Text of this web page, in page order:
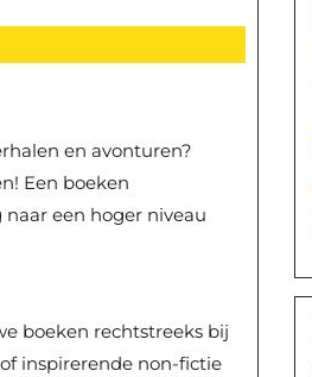
en avonturen?
Een boeken
een hoger niveau
boeken rechtstreeks bij
inspirerende non-fictie